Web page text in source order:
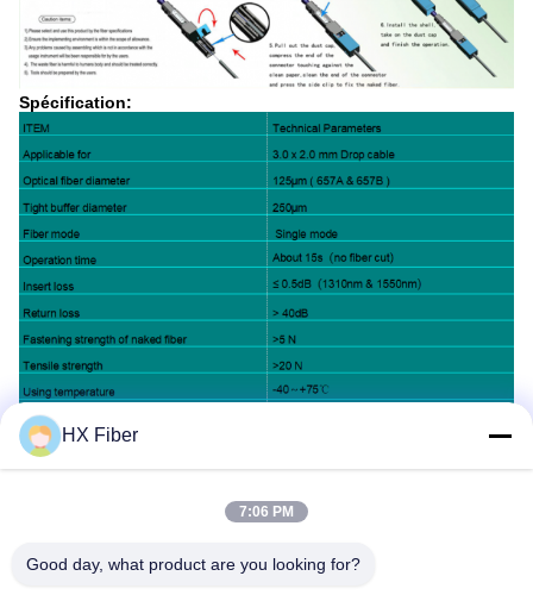
Spécification:
Informations de commande :
HX Fiber
7:06 PM
Good day, what product are you looking for?